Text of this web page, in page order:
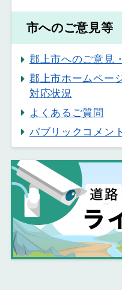
市へのご意見等
郡上市へのご意見
郡上市ホームペー
対応状況
よくあるご質問
パブリックコメント